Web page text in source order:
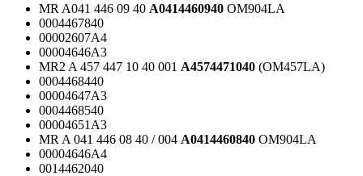
MR A041 446 09 40 A0414460940 OM904LA
0004467840
00002607A4
00004646A3
MR2 A 457 447 10 40 001 A4574471040 (OM457LA)
0004468440
00004647A3
0004468540
00004651A3
MR A 041 446 08 40 / 004 A0414460840 OM904LA
00004646A4
0014462040